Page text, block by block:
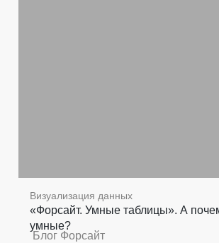
Визуализация данных
«Форсайт. Умные таблицы». А
умные?
Блог Форсайт